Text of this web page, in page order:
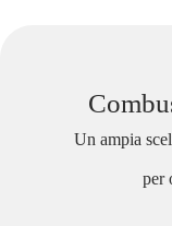
Un ampia
per